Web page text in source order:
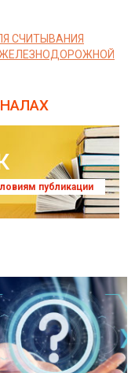
СЧИТЫВАНИЯ
публикации